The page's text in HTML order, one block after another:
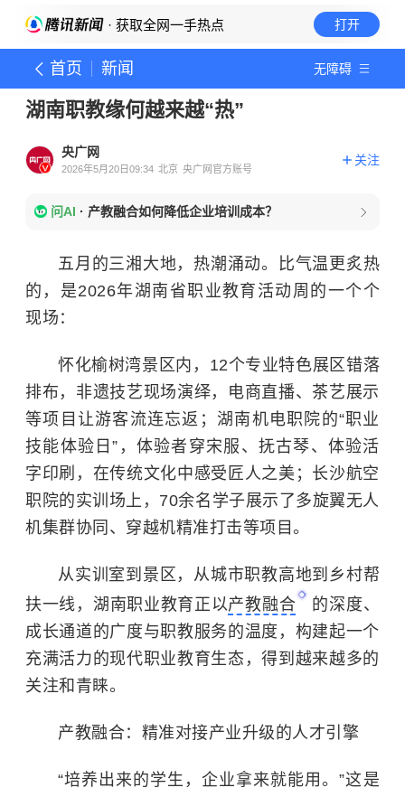
· 获取全网一手热点 打开
首页 新闻 无障碍
湖南职教缘何越来越“热”
央广网
2026年5月20日09:34 北京 央广网官方账号
关注
问AI · 产教融合如何降低企业培训成本？
五月的三湘大地，热潮涌动。比气温更炙热
的，是2026年湖南省职业教育活动周的一个个
现场：
怀化榆树湾景区内，12个专业特色展区错落
排布，非遗技艺现场演绎，电商直播、茶艺展示
等项目让游客流连忘返；湖南机电职院的“职业
技能体验日”，体验者穿宋服、抚古琴、体验活
字印刷，在传统文化中感受匠人之美；长沙航空
职院的实训场上，70余名学子展示了多旋翼无人
机集群协同、穿越机精准打击等项目。
从实训室到景区，从城市职教高地到乡村帮
扶一线，湖南职业教育正以产教融合
的深度、
成长通道的广度与职教服务的温度，构建起一个
充满活力的现代职业教育生态，得到越来越多的
关注和青睐。
产教融合：精准对接产业升级的人才引擎
“培养出来的学生，企业拿来就能用。”这是